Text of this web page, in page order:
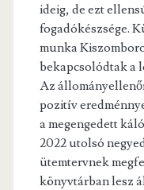
ideig, de ezt
fogadókészsége.
munka
bekapcsolódtak a
Az
pozitív
a megengedett
2022 utolsó
ütemtervnek
könyvtárban lesz